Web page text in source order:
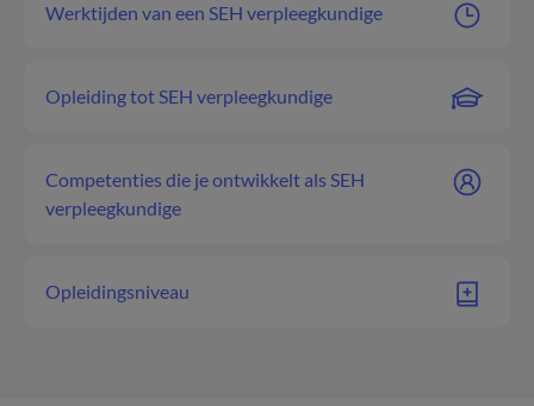
Werktijden van een SEH verpleegkundige
Opleiding tot SEH verpleegkundige
Competenties die je ontwikkelt als SEH
verpleegkundige
Opleidingsniveau